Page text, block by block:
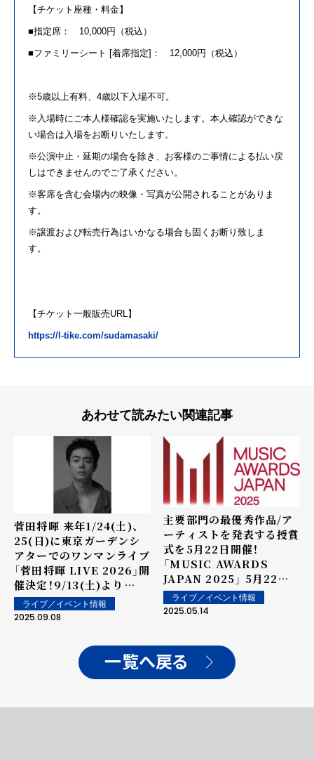
【チケット座種・料金】
■指定席： 10,000円（税込）
■ファミリーシート [着席指定] ： 12,000円（税込）
※5歳以上有料、 4歳以下入場不可。
※入場時にご本人様確認を実施いたします。本人確認ができな
い場合は入場をお断りいたします。
※公演中止・延期の場合を除き、お客様のご事情による払い戻
しはできませんのでご了承ください。
※客席を含む会場内の映像・写真が公開されることがありま
す。
※譲渡および転売行為はいかなる場合も 固くお断り致しま
す。
【チケット一般販売URL 】
https://l-tike.com/sudamasaki/
あわせて読みたい関連記事
菅田将暉 来年1/24(土)、
25(日)に東京ガーデンシ
アターでのワンマンライブ
「菅田将暉 LIVE 2026」開
催決定！9/13(土)より
TopCoat Landにてチケ
ット先行受付開始！
ライブ／イベント情報
2025.09.08
主要部門の最優秀作品/ア
ーティストを発表する授賞
式を5月22日開催！
「MUSIC AWARDS
JAPAN 2025」 5月22日
（木）授賞式の司会に菅田
将暉が決定！
ライブ／イベント情報
2025.05.14
一覧へ戻る